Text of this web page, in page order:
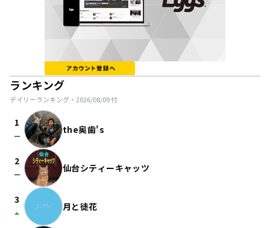
ランキング
デイリーランキング・ 2026/08/09付
1
check_indeterminate_small the奥歯's
2
check_indeterminate_small 仙台シティーキャッツ
3
arrow_drop_up 月と徒花